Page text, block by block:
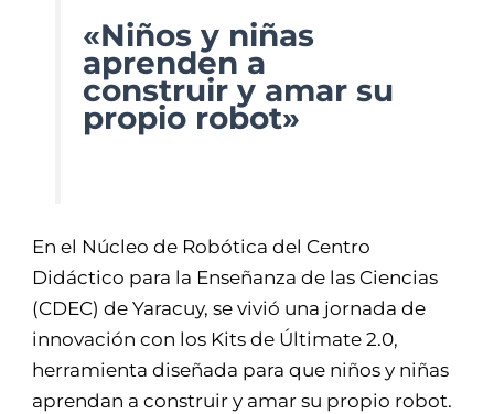
«Niños y niñas
aprenden a
construir y amar su
propio robot»
En el Núcleo de Robótica del Centro
Didáctico para la Enseñanza de las Ciencias
(CDEC) de Yaracuy, se vivió una jornada de
innovación con los Kits de Últimate 2.0,
herramienta diseñada para que niños y niñas
aprendan a construir y amar su propio robot.